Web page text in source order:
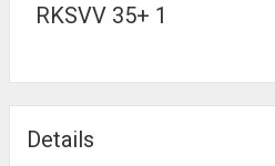
RKSVV 35+ 1
Details